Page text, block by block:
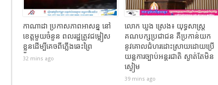
កាណាដា ប្រកាសភាពអាសន្ន នៅ
ខេត្តមួយចំនួន ពលរដ្ឋត្រូវជម្លៀស
ខ្លួនដើម្បីគេចពីភ្លើងឆេះព្រៃ
32 mins ago
លោក ឃួង ស្រេង៖ យុទ្ធសាស្ត្រ
គណបក្សប្រជាជន គឺប្រកាន់យក
នូវគោលជំហរដោះស្រាយដោយប្រើ
យន្តការច្បាប់អន្តរជាតិ ស្ងាត់តែមិន
ស្ងៀម
39 mins ago